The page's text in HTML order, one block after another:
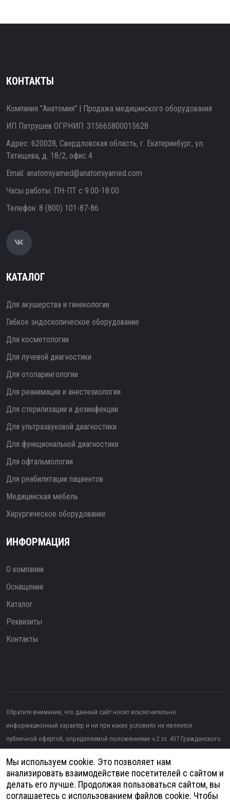
КОНТАКТЫ
Компания "Анатомия" | Продажа медицинского оборудования
ИП Патрушев ОГРНИП: 315665800015628
Адрес: 620028, Свердловская область, г. Екатеринбург, ул.
Татищева, д. 18/2, офис 4
Email: anatomiyamed@anatomiyamed.com
Часы работы: ПН-ПТ с 9:00-18:00
Телефон: 8 (800) 101-87-86
КАТАЛОГ
Для акушерства и гинекологии
Гибкое эндоскопическое оборудование
Для косметологии
Для лучевой диагностики
Для отоларингологии
Для реанимации и анестезиологии
Для стерилизации и дезинфекции
Для ультразвуковой диагностики
Для функциональной диагностики
Для офтальмологии
Для реабилитации пациентов
Медицинская мебель
Хирургическое оборудование
ИНФОРМАЦИЯ
О компании
Оснащение
Каталог
Реквизиты
Контакты
Обратите внимание, что данный сайт носит исключительно
информационный характер и ни при каких условиях не является
публичной офертой, определяемой положениями ч.2 ст. 437 Гражданского
Изображение от topntp26на Freepik
Политика конфиденциальности
Мы используем cookie. Это позволяет нам
анализировать взаимодействие посетителей с сайтом и
делать его лучше. Продолжая пользоваться сайтом, вы
соглашаетесь с использованием файлов cookie. Чтобы